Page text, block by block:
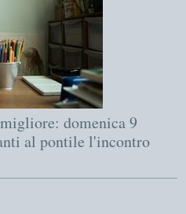
domenica 9
al pontile l'incontro